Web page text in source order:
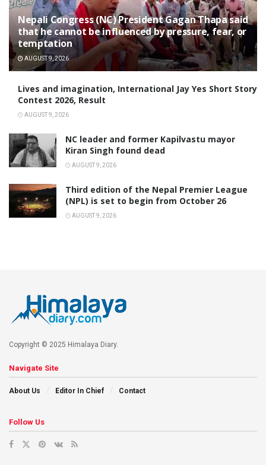
Nepali Congress (NC) President Gagan Thapa said
that he cannot be influenced by pressure, fear, or
temptation
AUGUST 9, 2026
Lives and imagination, International Jay Yes Short Story
Contest 2026, Result
AUGUST 9, 2026
NC leader and former Kapilvastu mayor
Kiran Singh found dead
AUGUST 9, 2026
Third edition of the Nepal Premier League
(NPL) is set to begin from October 26
AUGUST 9, 2026
Copyright © 2025 Himalaya Diary.
Navigate Site
About Us Editor In Chief Contact
Follow Us